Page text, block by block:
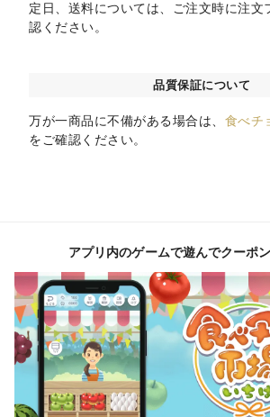
定日、送料については、ご注文時に注文
認ください。
品質保証について
万が一商品に不備がある場合は、 食べチ
をご確認ください。
アプリ内のゲームで遊んでクーポ